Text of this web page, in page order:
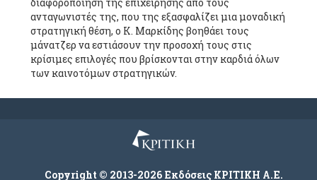
διαφοροποίηση της επιχείρησης από τους
ανταγωνιστές της, που της εξασφαλίζει μια μοναδική
στρατηγική θέση, ο Κ. Μαρκίδης βοηθάει τους
μάνατζερ να εστιάσουν την προσοχή τους στις
κρίσιμες επιλογές που βρίσκονται στην καρδιά όλων
των καινοτόμων στρατηγικών.
Copyright © 2013-2026 Εκδόσεις ΚΡΙΤΙΚΗ Α.Ε.